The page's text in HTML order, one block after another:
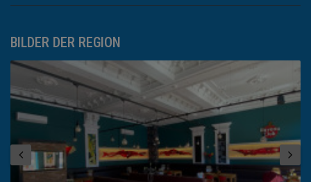
BILDER DER REGION